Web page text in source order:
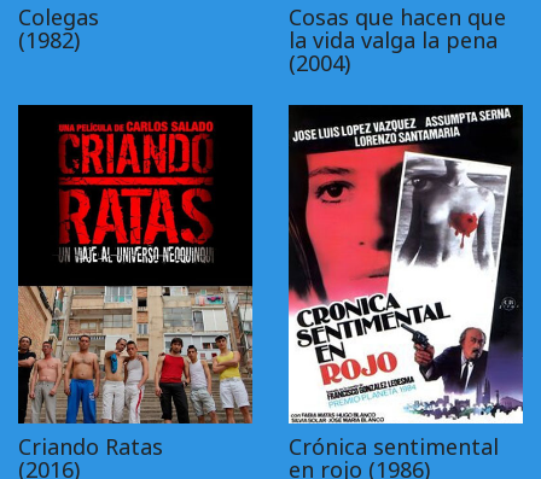
Colegas
(1982)
Cosas que hacen que
la vida valga la pena
(2004)
Criando Ratas
(2016)
Crónica sentimental
en rojo (1986)